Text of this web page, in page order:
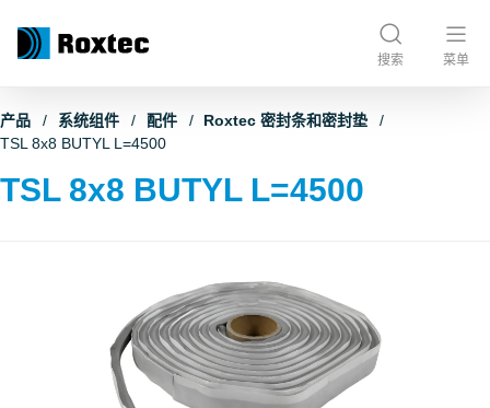
搜索 菜单
产品 系统组件 配件
Roxtec 密封条和密封垫
TSL 8x8 BUTYL L=4500
TSL 8x8 BUTYL L=4500